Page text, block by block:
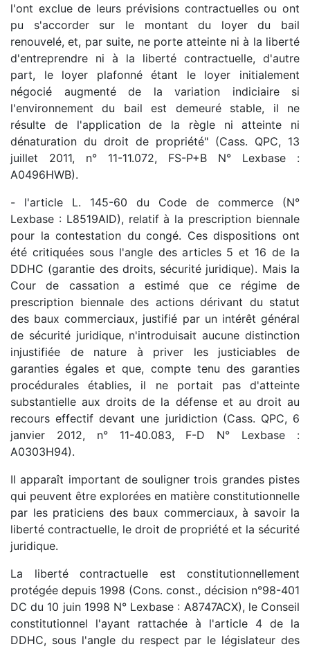
l'ont exclue de leurs prévisions contractuelles ou ont
pu s'accorder sur le montant du loyer du bail
renouvelé, et, par suite, ne porte atteinte ni à la liberté
d'entreprendre ni à la liberté contractuelle, d'autre
part, le loyer plafonné étant le loyer initialement
négocié augmenté de la variation indiciaire si
l'environnement du bail est demeuré stable, il ne
résulte de l'application de la règle ni atteinte ni
dénaturation du droit de propriété" (Cass. QPC, 13
juillet 2011, n° 11-11.072, FS-P+B N° Lexbase :
A0496HWB).
- l'article L. 145-60 du Code de commerce (N°
Lexbase : L8519AID), relatif à la prescription biennale
pour la contestation du congé. Ces dispositions ont
été critiquées sous l'angle des articles 5 et 16 de la
DDHC (garantie des droits, sécurité juridique). Mais la
Cour de cassation a estimé que ce régime de
prescription biennale des actions dérivant du statut
des baux commerciaux, justifié par un intérêt général
de sécurité juridique, n'introduisait aucune distinction
injustifiée de nature à priver les justiciables de
garanties égales et que, compte tenu des garanties
procédurales établies, il ne portait pas d'atteinte
substantielle aux droits de la défense et au droit au
recours effectif devant une juridiction (Cass. QPC, 6
janvier 2012, n° 11-40.083, F-D N° Lexbase :
A0303H94).
Il apparaît important de souligner trois grandes pistes
qui peuvent être explorées en matière constitutionnelle
par les praticiens des baux commerciaux, à savoir la
liberté contractuelle, le droit de propriété et la sécurité
juridique.
La liberté contractuelle est constitutionnellement
protégée depuis 1998 (Cons. const., décision n°98-401
DC du 10 juin 1998 N° Lexbase : A8747ACX), le Conseil
constitutionnel l'ayant rattachée à l'article 4 de la
DDHC, sous l'angle du respect par le législateur des